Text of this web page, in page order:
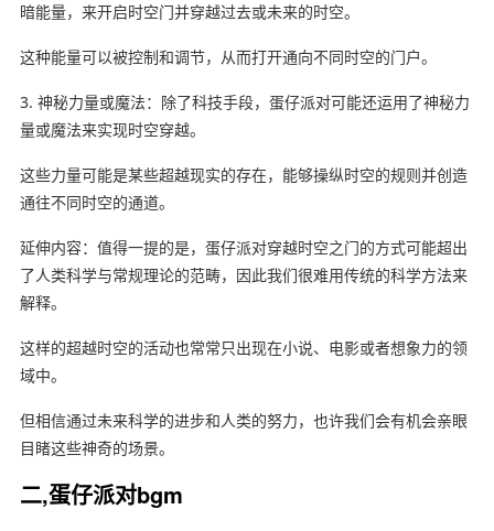
暗能量，来开启时空门并穿越过去或未来的时空。
这种能量可以被控制和调节，从而打开通向不同时空的门户。
3. 神秘力量或魔法：除了科技手段，蛋仔派对可能还运用了神秘力
量或魔法来实现时空穿越。
这些力量可能是某些超越现实的存在，能够操纵时空的规则并创造
通往不同时空的通道。
延伸内容：值得一提的是，蛋仔派对穿越时空之门的方式可能超出
了人类科学与常规理论的范畴，因此我们很难用传统的科学方法来
解释。
这样的超越时空的活动也常常只出现在小说、电影或者想象力的领
域中。
但相信通过未来科学的进步和人类的努力，也许我们会有机会亲眼
目睹这些神奇的场景。
二,蛋仔派对bgm